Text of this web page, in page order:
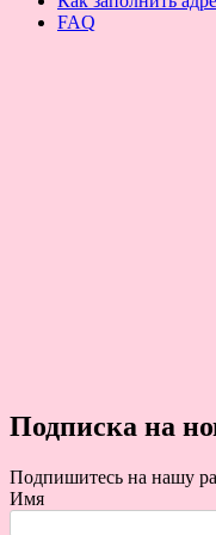
FAQ
Подписка на
Подпишитесь на нашу
Имя